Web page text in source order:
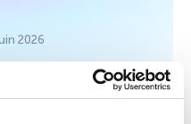
2026